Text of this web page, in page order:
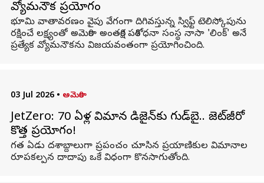
వ్యోమనౌక ప్రయోగం
భూమి వాతావరణం వైపు వేగంగా దిగివస్తున్న స్విఫ్ట్ టెలిస్కోపును
రక్షించే లక్ష్యంతో అమెరికా అంతరిక్ష పరిశోధనా సంస్థ నాసా 'లింక్' అనే
ప్రత్యేక వ్యోమనౌకను విజయవంతంగా ప్రయోగించింది.
03 Jul 2026 • అమెరికా
JetZero: 70 ఏళ్ల విమాన డిజైన్‌కు గుడ్‌బై.. జెట్‌జీరో
కొత్త ప్రయోగం!
గత ఏడు దశాబ్దాలుగా ప్రపంచం చూసిన ప్రయాణికుల విమానాల
రూపకల్పన దాదాపు ఒకే విధంగా కొనసాగుతోంది.